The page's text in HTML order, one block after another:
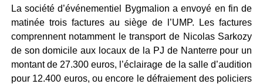
La société d’événementiel Bygmalion a envoyé en fin de
matinée trois factures au siège de l’UMP. Les factures
comprennent notamment le transport de Nicolas Sarkozy
de son domicile aux locaux de la PJ de Nanterre pour un
montant de 27.300 euros, l’éclairage de la salle d’audition
pour 12.400 euros, ou encore le défraiement des policiers